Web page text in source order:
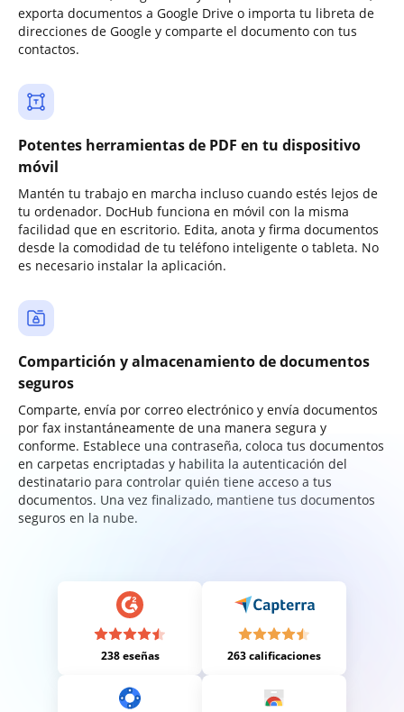
exporta documentos a Google Drive o importa tu libreta de
direcciones de Google y comparte el documento con tus
contactos.
Potentes herramientas de PDF en tu dispositivo
móvil
Mantén tu trabajo en marcha incluso cuando estés lejos de
tu ordenador. DocHub funciona en móvil con la misma
facilidad que en escritorio. Edita, anota y firma documentos
desde la comodidad de tu teléfono inteligente o tableta. No
es necesario instalar la aplicación.
Compartición y almacenamiento de documentos
seguros
Comparte, envía por correo electrónico y envía documentos
por fax instantáneamente de una manera segura y
conforme. Establece una contraseña, coloca tus documentos
en carpetas encriptadas y habilita la autenticación del
destinatario para controlar quién tiene acceso a tus
documentos. Una vez finalizado, mantiene tus documentos
seguros en la nube.
238 eseñas 263 calificaciones